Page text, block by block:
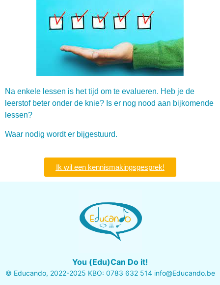
Na enkele lessen is het tijd om te evalueren. Heb je de
leerstof beter onder de knie? Is er nog nood aan bijkomende
lessen?
Waar nodig wordt er bijgestuurd.
Ik wil een kennismakingsgesprek!
You (Edu)Can Do it!
© Educando, 2022-2025 KBO: 0783 632 514 info@Educando.be